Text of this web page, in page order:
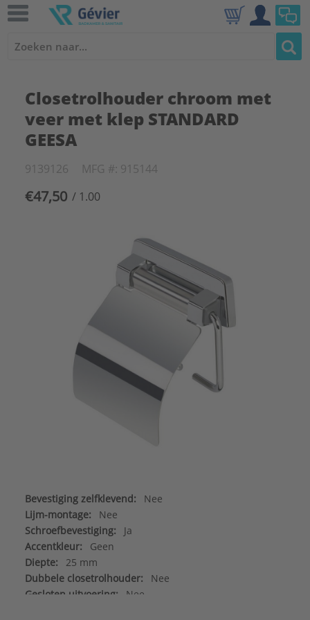
Closetrolhouder chroom met
veer met klep STANDARD
GEESA
9139126 MFG #: 915144
€47,50 / 1.00
Bevestiging zelfklevend:
Nee
Lijm-montage:
Nee
Schroefbevestiging:
Ja
Accentkleur:
Geen
Diepte:
25 mm
Dubbele closetrolhouder:
Nee
Gesloten uitvoering:
Nee